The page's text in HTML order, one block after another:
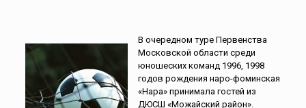
В очередном туре Первенства
Московской области среди
юношеских команд 1996, 1998
годов рождения наро-фоминская
«Нара» принимала гостей из
ДЮСШ «Можайский район».